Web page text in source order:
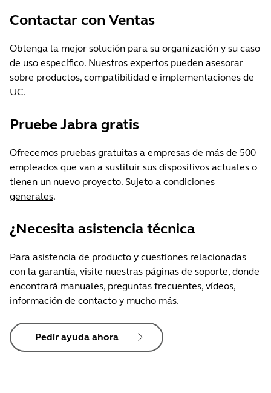
Contactar con Ventas
Obtenga la mejor solución para su organización y su caso
de uso específico. Nuestros expertos pueden asesorar
sobre productos, compatibilidad e implementaciones de
UC.
Pruebe Jabra gratis
Ofrecemos pruebas gratuitas a empresas de más de 500
empleados que van a sustituir sus dispositivos actuales o
tienen un nuevo proyecto. Sujeto a condiciones
generales.
¿Necesita asistencia técnica
Para asistencia de producto y cuestiones relacionadas
con la garantía, visite nuestras páginas de soporte, donde
encontrará manuales, preguntas frecuentes, vídeos,
información de contacto y mucho más.
Pedir ayuda ahora